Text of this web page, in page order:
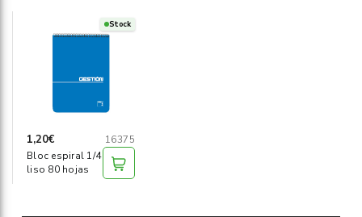
Stock
1,20€
16375
Bloc espiral 1/4
liso 80 hojas